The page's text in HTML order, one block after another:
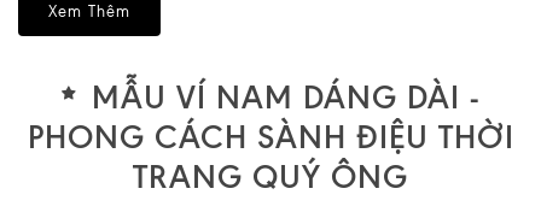
Xem Thêm
MẪU VÍ NAM DÁNG DÀI -
PHONG CÁCH SÀNH ĐIỆU THỜI
TRANG QUÝ ÔNG